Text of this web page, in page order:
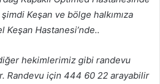
Keşan ve bölge halkımıza
Keşan Hastanesi’nde..
hekimlerimiz gibi randevu
Randevu için 444 60 22 arayabilir